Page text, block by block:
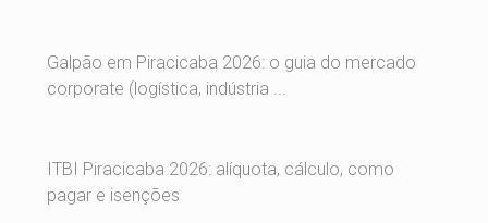
Galpão em Piracicaba 2026: o guia do mercado
corporate (logística, indústria ...
ITBI Piracicaba 2026: alíquota, cálculo, como
pagar e isenções